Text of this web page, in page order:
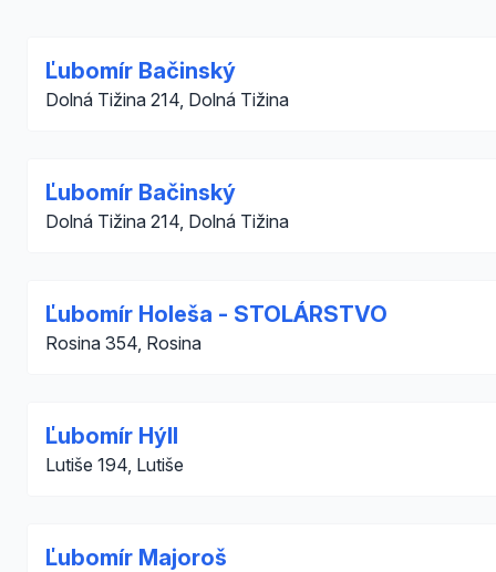
Ľubomír Bačinský
Dolná Tižina 214, Dolná Tižina
Ľubomír Bačinský
Dolná Tižina 214, Dolná Tižina
Ľubomír Holeša - STOLÁRSTVO
Rosina 354, Rosina
Ľubomír Hýll
Lutiše 194, Lutiše
Ľubomír Majoroš